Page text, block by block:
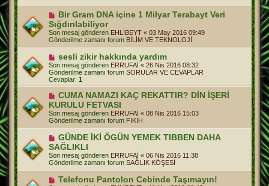
e
s
a
j
Y
e
n
i
m
e
s
a
j
Bir Gram DNA içine 1 Milyar Terabayt Veri
Sığdırılabiliyor
Son mesaj gönderen EHLİBEYT « 03 May 2016 09:49
Gönderilme zamanı forum BİLİM VE TEKNOLOJİ
Y
e
n
i
m
s
a
j
sesli zikir hakkında yardım
Son mesaj gönderen ERRUFAİ « 26 Nis 2016 08:32
Gönderilme zamanı forum SORULAR VE CEVAPLAR
Cevaplar: 1
Y
e
n
i
m
e
s
a
j
CUMA NAMAZI KAÇ REKATTIR? DİN İŞERİ
KURULU FETVASI
Son mesaj gönderen ERRUFAİ « 08 Nis 2016 15:03
Gönderilme zamanı forum FIKIH
Y
e
n
i
m
e
s
GÜNDE İKİ ÖGÜN YEMEK TIBBEN DAHA
SAĞLIKLI
Son mesaj gönderen ERRUFAİ « 06 Nis 2016 11:38
Gönderilme zamanı forum SAĞLIK KÖŞESİ
YTelefonu Pantolon Cebinde Taşımayın!